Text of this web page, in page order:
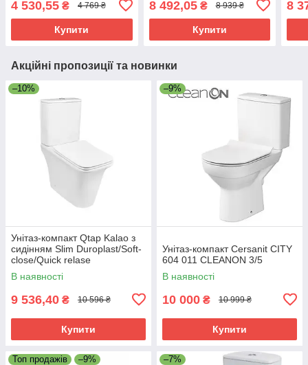
4 530,55 ₴ 4 769 ₴
Купити
8 492,05₴ 8 939 ₴
Купити
8
Акційні пропозиції та новинки
–10%
Унітаз-компакт Qtap Kalao з
сидінням Slim Duroplast/Soft-
close/Quick relase
В наявності
9 536,40 ₴ 10 596 ₴
Купити
–9%
Унітаз-компакт Cersanit CITY
604 011 CLEANON 3/5
В наявності
10 000 ₴ 10 999 ₴
Купити
Топ продажів –9% –7%